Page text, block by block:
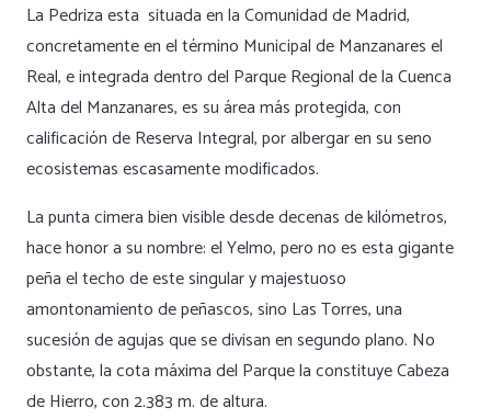
La Pedriza esta situada en la Comunidad de Madrid,
concretamente en el término Municipal de Manzanares el
Real, e integrada dentro del Parque Regional de la Cuenca
Alta del Manzanares, es su área más protegida, con
calificación de Reserva Integral, por albergar en su seno
ecosistemas escasamente modificados.
La punta cimera bien visible desde decenas de kilómetros,
hace honor a su nombre: el Yelmo, pero no es esta gigante
peña el techo de este singular y majestuoso
amontonamiento de peñascos, sino Las Torres, una
sucesión de agujas que se divisan en segundo plano. No
obstante, la cota máxima del Parque la constituye Cabeza
de Hierro, con 2.383 m. de altura.